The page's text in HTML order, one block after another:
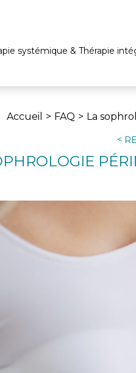
systémique & Thérapie
Accueil FAQ La